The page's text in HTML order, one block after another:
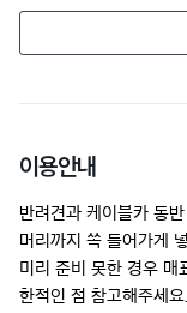
이용안내
반려견과 케이블카 동
머리까지 쏙 들어가게
미리 준비 못한 경우 매
한적인 점 참고해주세요.